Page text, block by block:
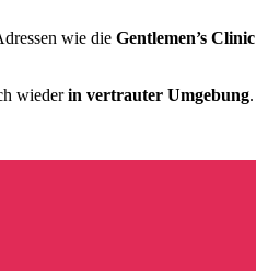
wie die Gentlemen’s Clinic
wiederin vertrauter Umgebung.